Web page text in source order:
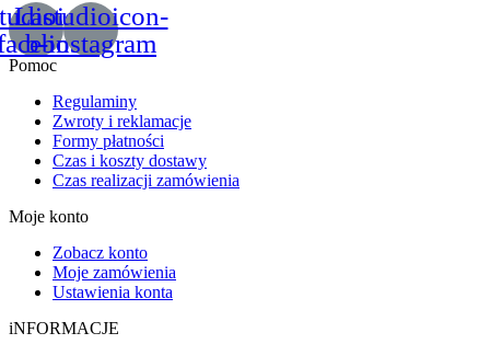
Lastudioicon-
b-instagram
Pomoc
Regulaminy
Zwroty i reklamacje
Formy płatności
Czas i koszty dostawy
Czas realizacji zamówienia
Moje konto
Zobacz konto
Moje zamówienia
Ustawienia konta
iNFORMACJE